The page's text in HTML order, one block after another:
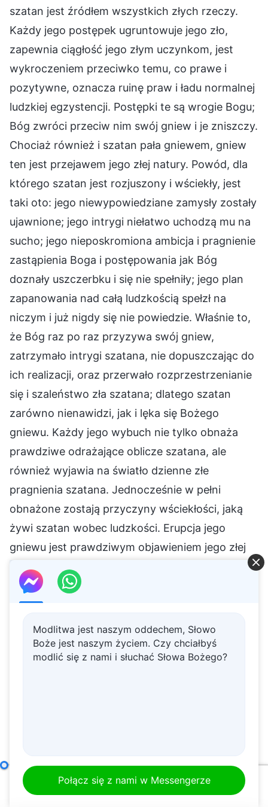
szatan jest źródłem wszystkich złych rzeczy.
Każdy jego postępek ugruntowuje jego zło,
zapewnia ciągłość jego złym uczynkom, jest
wykroczeniem przeciwko temu, co prawe i
pozytywne, oznacza ruinę praw i ładu normalnej
ludzkiej egzystencji. Postępki te są wrogie Bogu;
Bóg zwróci przeciw nim swój gniew i je zniszczy.
Chociaż również i szatan pała gniewem, gniew
ten jest przejawem jego złej natury. Powód, dla
którego szatan jest rozjuszony i wściekły, jest
taki oto: jego niewypowiedziane zamysły zostały
ujawnione; jego intrygi niełatwo uchodzą mu na
sucho; jego nieposkromiona ambicja i pragnienie
zastąpienia Boga i postępowania jak Bóg
doznały uszczerbku i się nie spełniły; jego plan
zapanowania nad całą ludzkością spełzł na
niczym i już nigdy się nie powiedzie. Właśnie to,
że Bóg raz po raz przyzywa swój gniew,
zatrzymało intrygi szatana, nie dopuszczając do
ich realizacji, oraz przerwało rozprzestrzenianie
się i szaleństwo zła szatana; dlatego szatan
zarówno nienawidzi, jak i lęka się Bożego
gniewu. Każdy jego wybuch nie tylko obnaża
prawdziwe odrażające oblicze szatana, ale
również wyjawia na światło dzienne złe
pragnienia szatana. Jednocześnie w pełni
obnażone zostają przyczyny wściekłości, jaką
żywi szatan wobec ludzkości. Erupcja jego
gniewu jest prawdziwym objawieniem jego złej
natury, demaskacją jego zamysłów. Oczywiście,
ilekroć szatan jest rozjuszony, jest to zwiastun
destrukcji zła; zwiastun ochrony i kontynuacji
tego, co pozytywne, a także zwiastun
prawdziwej natury gniewu Boga – którego nie
można obrazić!
czy powiesz, że słowo Boga ulega wtedy
zafałszowaniu? Czy powiesz, że za Bożym
Modlitwa jest naszym oddechem, Słowo
Boże jest naszym życiem. Czy chciałbyś
modlić się z nami i słuchać Słowa Bożego?
Połącz się z nami w Messengerze
Sam Bóg, Jedyny II